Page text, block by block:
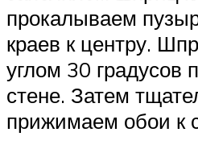
прокалываем
краев к центру.
углом 30 градусов
стене. Затем
прижимаем обои к